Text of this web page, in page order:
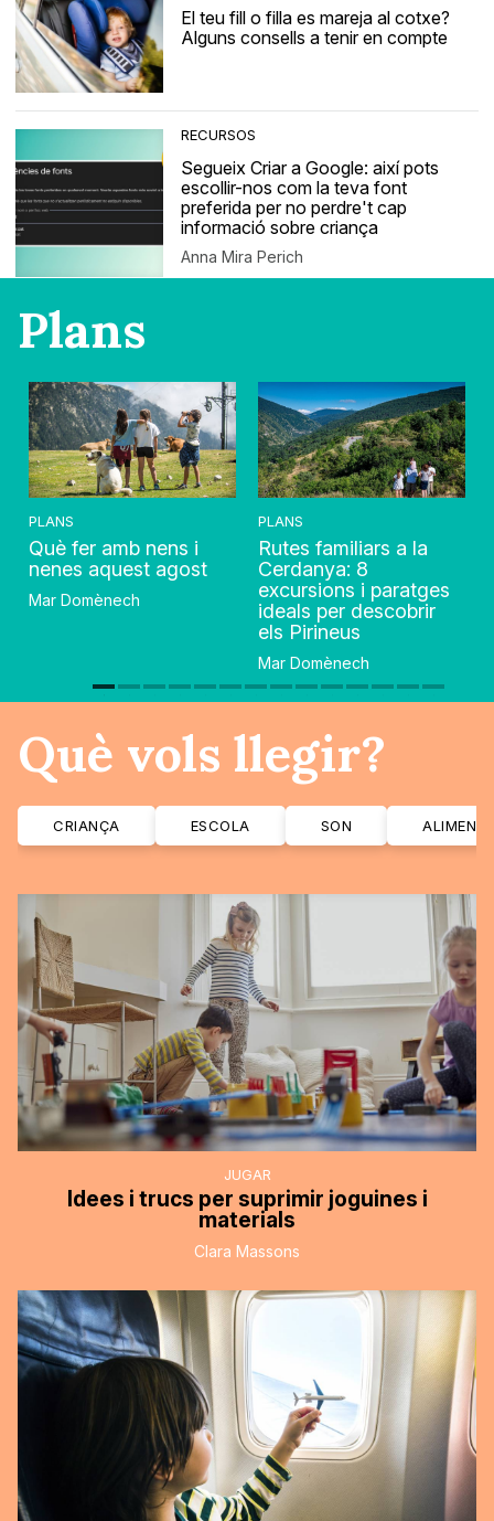
El teu fill o filla es mareja al cotxe?
Alguns consells a tenir en compte
RECURSOS
Segueix Criar a Google: així pots
escollir-nos com la teva font
preferida per no perdre't cap
informació sobre criança
Anna Mira Perich
Plans
PLANS
Què fer amb nens i
nenes aquest agost
Mar Domènech
PLANS
Rutes familiars a la
Cerdanya: 8
excursions i paratges
ideals per descobrir
els Pirineus
Mar Domènech
Què vols llegir?
CRIANÇA ESCOLA SON
JUGAR
Idees i trucs per suprimir joguines i
materials
Clara Massons